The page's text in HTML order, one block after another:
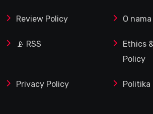
Review Policy O nama
📡 RSS
Ethics
Policy
Privacy Policy Politika